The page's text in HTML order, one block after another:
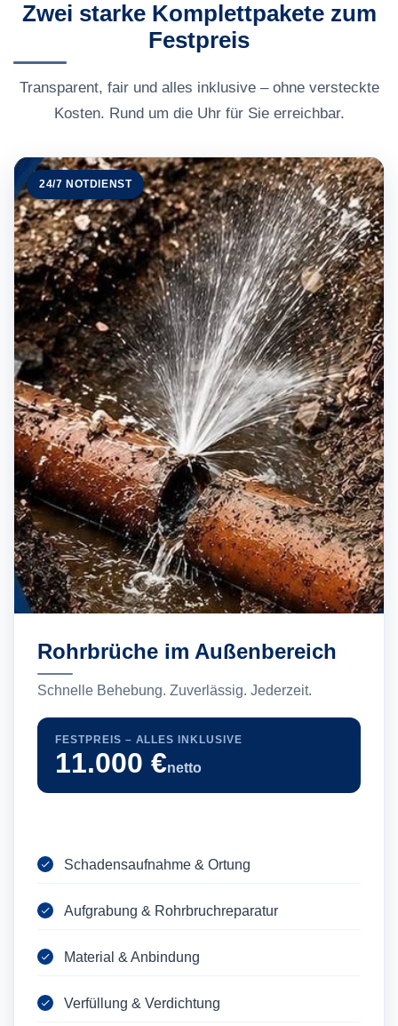
Zwei starke Komplettpakete zum
Festpreis
Transparent, fair und alles inklusive – ohne versteckte
Kosten. Rund um die Uhr für Sie erreichbar.
24/7 NOTDIENST
Rohrbrüche im Außenbereich
Schnelle Behebung. Zuverlässig. Jederzeit.
FESTPREIS – ALLES INKLUSIVE
11.000 €netto
Schadensaufnahme & Ortung
Aufgrabung & Rohrbruchreparatur
Material & Anbindung
Verfüllung & Verdichtung